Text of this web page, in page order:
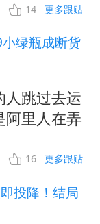
14 更多跟贴
绿瓶成断货
人跳过去运
阿里人在弄
16 更多跟贴
投降！结局